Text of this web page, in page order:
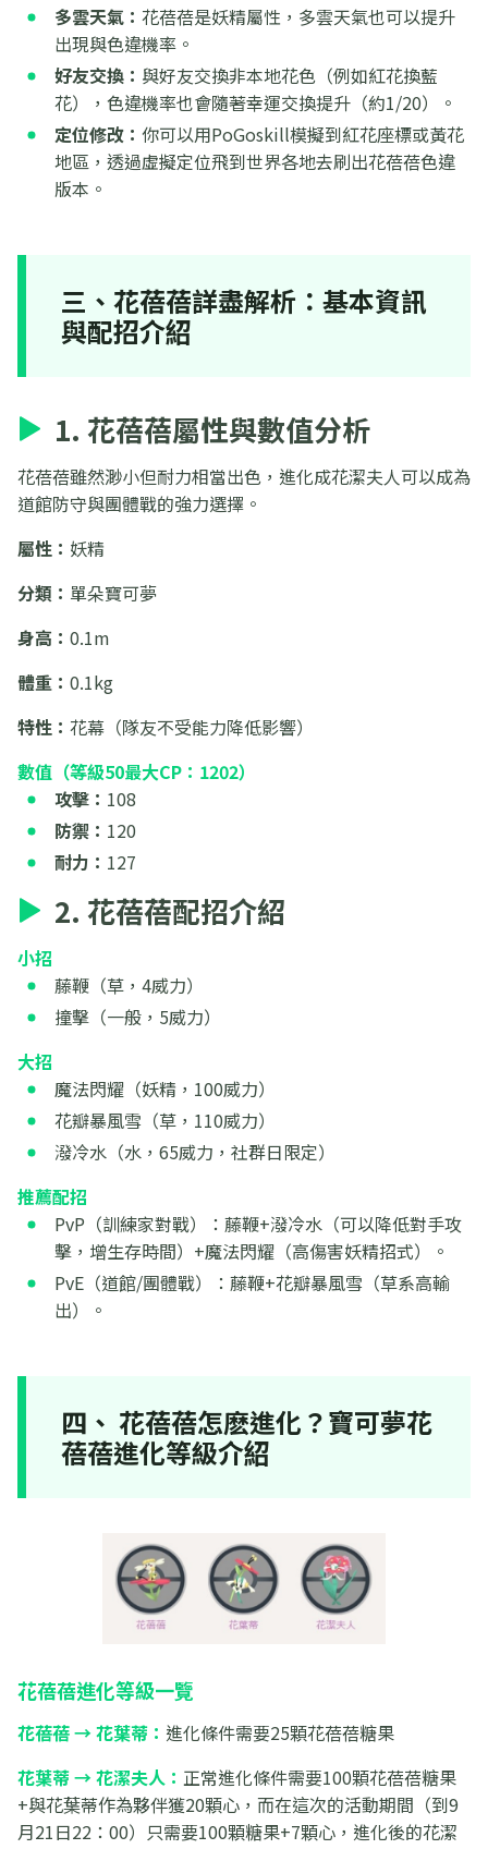
多雲天氣： 花蓓蓓是妖精屬性，多雲天氣也可以提升
出現與色違機率。
好友交換： 與好友交換非本地花色（例如紅花換藍
花），色違機率也會隨著幸運交換提升（約1/20）。
定位修改： 你可以用PoGoskill模擬到紅花座標或黃花
地區，透過虛擬定位飛到世界各地去刷出花蓓蓓色違
版本。
三、花蓓蓓詳盡解析：基本資訊
與配招介紹
1. 花蓓蓓屬性與數值分析
花蓓蓓雖然渺小但耐力相當出色，進化成花潔夫人可以成為
道館防守與團體戰的強力選擇。
屬性： 妖精
分類： 單朵寶可夢
身高： 0.1m
體重： 0.1kg
特性： 花幕（隊友不受能力降低影響）
數值（等級50最大CP：1202）
攻擊： 108
防禦： 120
耐力： 127
2. 花蓓蓓配招介紹
小招
藤鞭（草，4威力）
撞擊（一般，5威力）
大招
魔法閃耀（妖精，100威力）
花瓣暴風雪（草，110威力）
潑冷水（水，65威力，社群日限定）
推薦配招
PvP（訓練家對戰）：藤鞭+潑冷水（可以降低對手攻
擊，增生存時間）+魔法閃耀（高傷害妖精招式）。
PvE（道館/團體戰）：藤鞭+花瓣暴風雪（草系高輸
出）。
四、 花蓓蓓怎麽進化？寶可夢花
蓓蓓進化等級介紹
花蓓蓓進化等級一覽
花蓓蓓 → 花葉蒂： 進化條件需要25顆花蓓蓓糖果
花葉蒂 → 花潔夫人： 正常進化條件需要100顆花蓓蓓糖果
+與花葉蒂作為夥伴獲20顆心，而在這次的活動期間（到9
月21日22：00）只需要100顆糖果+7顆心，進化後的花潔